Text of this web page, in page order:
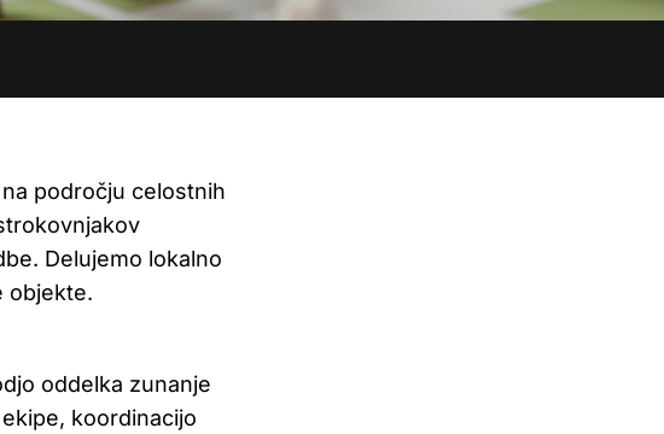
področju celostnih
Delujemo lokalno
objekte.
oddelka zunanje
koordinacijo